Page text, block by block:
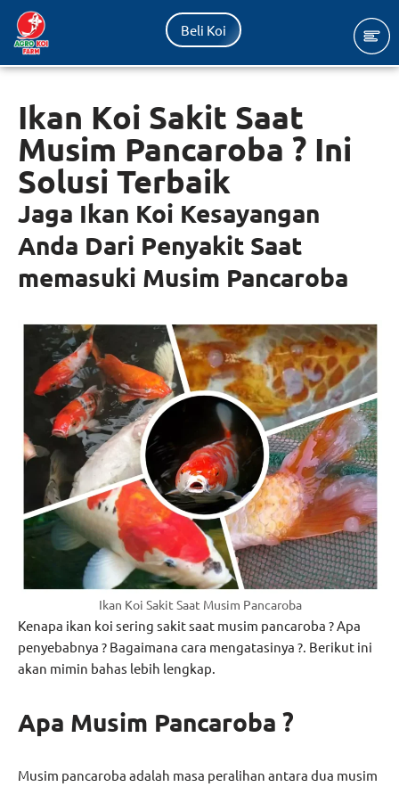
Lompat
ke
Beli Koi
Ikan Koi Sakit Saat
Musim Pancaroba ? Ini
Solusi Terbaik
Jaga Ikan Koi Kesayangan
Anda Dari Penyakit Saat
memasuki Musim Pancaroba
Ikan Koi Sakit Saat Musim Pancaroba
Kenapa ikan koi sering sakit saat musim pancaroba ? Apa
penyebabnya ? Bagaimana cara mengatasinya ?. Berikut ini
akan mimin bahas lebih lengkap.
Apa Musim Pancaroba ?
Musim pancaroba adalah masa peralihan antara dua musim